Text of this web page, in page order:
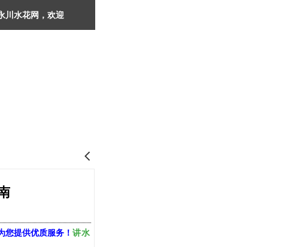
川水花网，欢迎
󰊒
您提供优质服务！ 讲水